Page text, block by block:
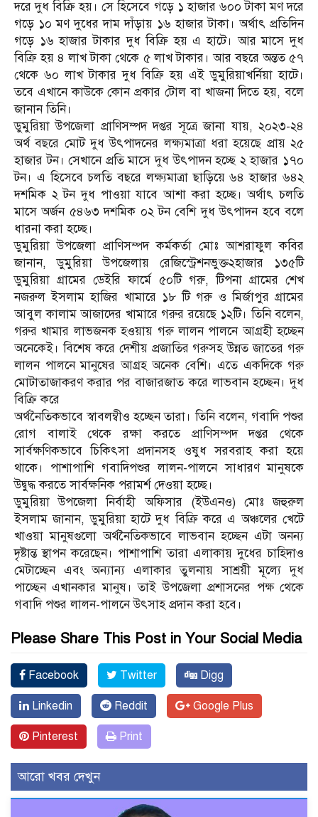
দরে দুধ বিক্রি হয়। সে হিসেবে গড়ে ১ হাজার ৬০০ টাকা মণ দরে
গড়ে ১০ মণ দুধের দাম দাঁড়ায় ১৬ হাজার টাকা। অর্থাৎ প্রতিদিন
গড়ে ১৬ হাজার টাকার দুধ বিক্রি হয় এ হাটে। আর মাসে দুধ
বিক্রি হয় ৪ লাখ টাকা থেকে ৫ লাখ টাকার। আর বছরে অন্তত ৫৭
থেকে ৬০ লাখ টাকার দুধ বিক্রি হয় এই ডুমুরিয়াখর্নিয়া হাটে।
তবে এখানে কাউকে কোন প্রকার টোল বা খাজনা দিতে হয়, বলে
জানান তিনি।
ডুমুরিয়া উপজেলা প্রাণিসম্পদ দপ্তর সূত্রে জানা যায়, ২০২৩-২৪
অর্থ বছরে মোট দুধ উৎপাদনের লক্ষ্যমাত্রা ধরা হয়েছে প্রায় ২৫
হাজার টন। সেখানে প্রতি মাসে দুধ উৎপাদন হচ্ছে ২ হাজার ১৭০
টন। এ হিসেবে চলতি বছরে লক্ষ্যমাত্রা ছাড়িয়ে ৬৪ হাজার ৬৪২
দশমিক ২ টন দুধ পাওয়া যাবে আশা করা হচ্ছে। অর্থাৎ চলতি
মাসে অর্জন ৫৪৬৩ দশমিক ০২ টন বেশি দুধ উৎপাদন হবে বলে
ধারনা করা হচ্ছে।
ডুমুরিয়া উপজেলা প্রাণিসম্পদ কর্মকর্তা মোঃ আশরাফুল কবির
জানান, ডুমুরিয়া উপজেলায় রেজিস্ট্রেশনভুক্ত২হাজার‌ ১৩৫টি‌
ডুমুরিয়া গ্রামের ডেইরি ফার্মে ৫০টি গরু, টিপনা গ্রামের শেখ
নজরুল ইসলাম হাজির খামারে ১৮ টি গরু ও মির্জাপুর গ্রামের
আবুল কালাম আজাদের খামারে গরুর রয়েছে ১২টি। তিনি বলেন,
গরুর খামার লাভজনক হওয়ায় গরু লালন পালনে আগ্রহী হচ্ছেন
অনেকেই। বিশেষ করে দেশীয় প্রজাতির গরুসহ উন্নত জাতের গরু
লালন পালনে মানুষের আগ্রহ অনেক বেশি। এতে একদিকে গরু
মোটাতাজাকরণ করার পর বাজারজাত করে লাভবান হচ্ছেন। দুধ
বিক্রি করে
অর্থনৈতিকভাবে স্বাবলম্বীও হচ্ছেন তারা। তিনি বলেন, গবাদি পশুর
রোগ বালাই থেকে রক্ষা করতে প্রাণিসম্পদ দপ্তর থেকে
সার্বক্ষণিকভাবে চিকিৎসা প্রদানসহ ওষুধ সরবরাহ করা হয়ে
থাকে। পাশাপাশি গবাদিপশুর লালন-পালনে সাধারণ মানুষকে
উদ্বুদ্ধ করতে সার্বক্ষনিক পরামর্শ দেওয়া হচ্ছে।
ডুমুরিয়া উপজেলা নির্বাহী অফিসার (ইউএনও) মোঃ জহুরুল
ইসলাম জানান, ডুমুরিয়া হাটে দুধ বিক্রি করে এ অঞ্চলের খেটে
খাওয়া মানুষগুলো অর্থনৈতিকভাবে লাভবান হচ্ছেন এটা অনন্য
দৃষ্টান্ত স্থাপন করেছেন। পাশাপাশি তারা এলাকায় দুধের চাহিদাও
মেটাচ্ছেন এবং অন্যান্য এলাকার তুলনায় সাশ্রয়ী মূল্যে দুধ
পাচ্ছেন এখানকার মানুষ। তাই উপজেলা প্রশাসনের পক্ষ থেকে
গবাদি পশুর লালন-পালনে উৎসাহ প্রদান করা হবে।
Please Share This Post in Your Social Media
Facebook Twitter Digg
Linkedin Reddit Google Plus
Pinterest Print
আরো খবর দেখুন